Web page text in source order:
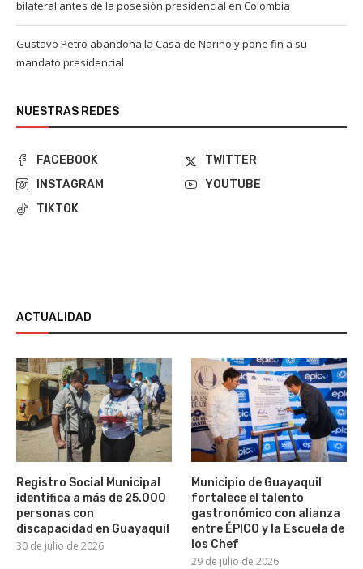
bilateral antes de la posesión presidencial en Colombia
Gustavo Petro abandona la Casa de Nariño y pone fin a su
mandato presidencial
NUESTRAS REDES
FACEBOOK
TWITTER
INSTAGRAM
YOUTUBE
TIKTOK
ACTUALIDAD
Registro Social Municipal
identifica a más de 25.000
personas con
discapacidad en Guayaquil
30 de julio de 2026
Municipio de Guayaquil
fortalece el talento
gastronómico con alianza
entre ÉPICO y la Escuela de
los Chef
29 de julio de 2026